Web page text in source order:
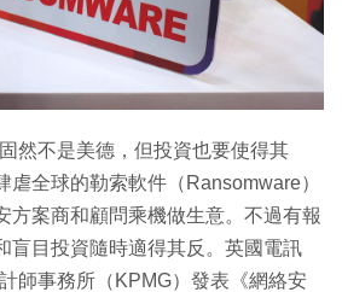
然不是美德，但投資也要使得其
虐全球的勒索軟件（Ransomware）
方案商和顧問乘機做生意。不過有報
盲目投資隨時適得其反。英國電訊
師事務所（KPMG）發表《網絡安